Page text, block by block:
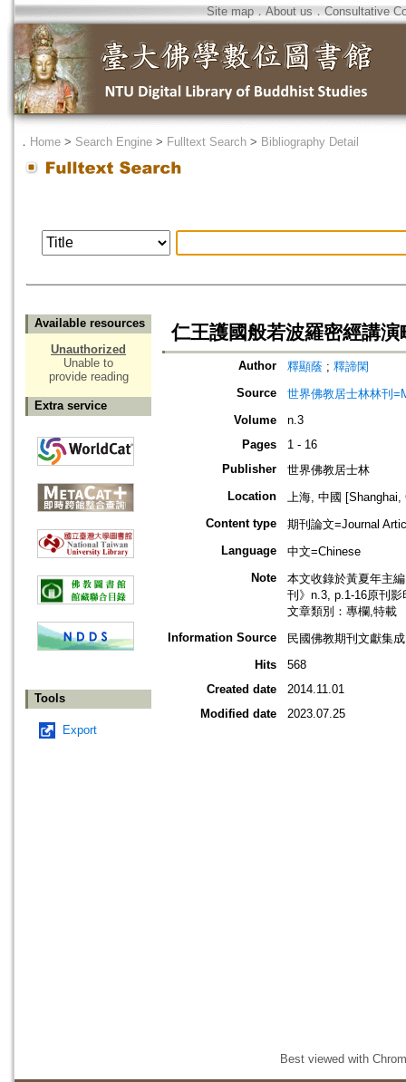
Site map．About us ． Consultative
． Home > Search Engine > Fulltext Search > Bibliography Detail
Available resources
Unauthorized
Unable to
provide reading
Extra service
Tools
Export
仁王護國般若波羅密經講
Author 釋顯蔭 ; 釋諦閑
Source
世界佛教居士林林刊
Volume
n.3
Pages
1 - 16
Publisher
世界佛教居士林
Location
上海, 中國 [Shanghai,
Content type
期刊論文=Journal
Language
中文=Chinese
Note
本文收錄於黃夏年主
刊》n.3, p.1-16原刊影
文章類別：專欄,特載
Information Source
民國佛教期刊文獻集
Hits
568
Created date
2014.11.01
Modified date
2023.07.25
Best viewed with